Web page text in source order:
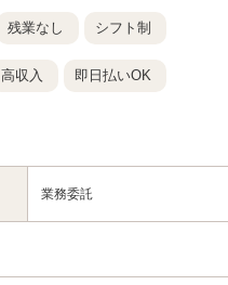
残業なし シフト制
高収入 即日払いOK
業務委託